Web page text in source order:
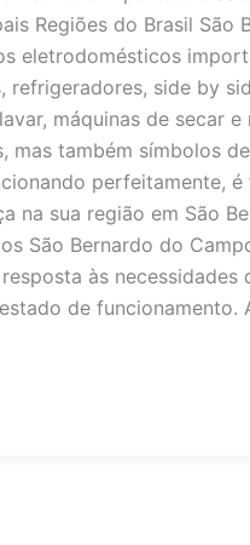
Regiões do Brasil
eletrodomésticos
refrigeradores, side by
máquinas de secar
mas também símbolos
perfeitamente,
na sua região em São
São Bernardo do
às
de